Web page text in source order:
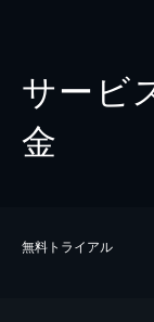
サービ
金
無料トライアル